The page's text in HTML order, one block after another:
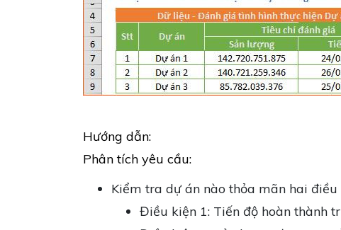
Hướng dẫn:
Phân tích yêu cầu:
Kiểm tra dự án nào thỏa mãn hai điều
Điều kiện 1: Tiến độ hoàn thành